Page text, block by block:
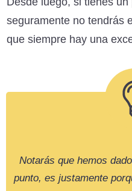
seguramente no tendrás
que siempre hay una
Notarás que hemos
punto, es justamente